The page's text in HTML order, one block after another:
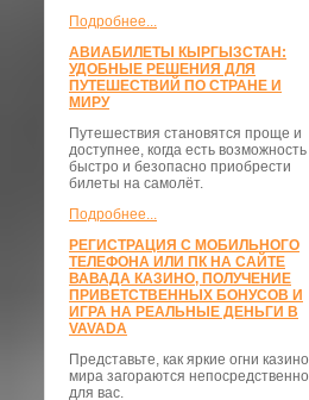
Подробнее...
АВИАБИЛЕТЫ КЫРГЫЗСТАН:
УДОБНЫЕ РЕШЕНИЯ ДЛЯ
ПУТЕШЕСТВИЙ ПО СТРАНЕ И
МИРУ
Путешествия становятся проще и
доступнее, когда есть возможность
быстро и безопасно приобрести
билеты на самолёт.
Подробнее...
РЕГИСТРАЦИЯ С МОБИЛЬНОГО
ТЕЛЕФОНА ИЛИ ПК НА САЙТЕ
ВАВАДА КАЗИНО, ПОЛУЧЕНИЕ
ПРИВЕТСТВЕННЫХ БОНУСОВ И
ИГРА НА РЕАЛЬНЫЕ ДЕНЬГИ В
VAVADA
Представьте, как яркие огни казино
мира загораются непосредственно
для вас.